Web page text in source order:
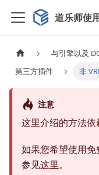
道乐师使
与引擎以及
第三方插件
非
注意
这里介绍的方法依
如果您希望使用
参见这里。